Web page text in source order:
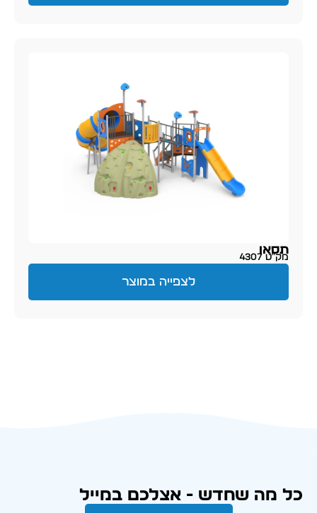
תסאו
מק״ט 4307
לצפייה במוצר
כל מה שחדש - אצלכם במייל